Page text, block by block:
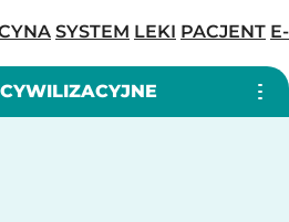
SYSTEM LEKI PACJENT E-